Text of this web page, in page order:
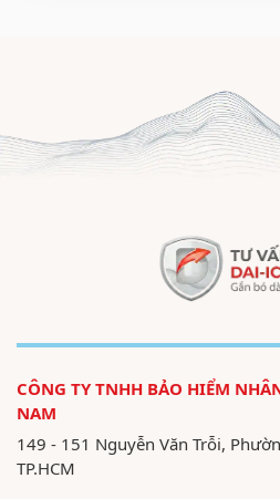
CÔNG TY TNHH BẢO HIỂM
NAM
149 - 151 Nguyễn Văn Trỗi,
TP.HCM